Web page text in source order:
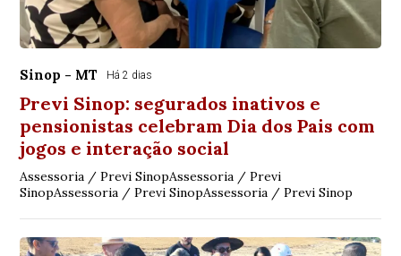
Sinop - MT Há 2 dias
Previ Sinop: segurados inativos e
pensionistas celebram Dia dos Pais com
jogos e interação social
Assessoria / Previ SinopAssessoria / Previ
SinopAssessoria / Previ SinopAssessoria / Previ Sinop